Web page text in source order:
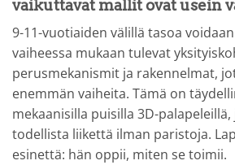
vaikuttavat mallit ovat usein
9-11-vuotiaiden välillä tasoa
vaiheessa mukaan tulevat
perusmekanismit ja rakennelmat,
enemmän vaiheita. Tämä on
mekaanisilla puisilla 3D-
todellista liikettä ilman paristoja.
esinettä: hän oppii, miten se toimii.